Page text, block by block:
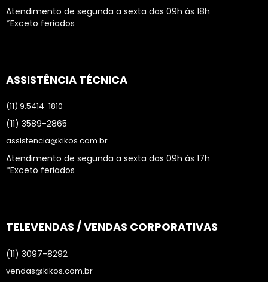
Atendimento de segunda a sexta das 09h às 18h
*Exceto feriados
ASSISTÊNCIA TÉCNICA
(11) 9.5414-1810
(11) 3589-2865
assistencia@kikos.com.br
Atendimento de segunda a sexta das 09h às 17h
*Exceto feriados
TELEVENDAS / VENDAS CORPORATIVAS
(11) 3097-8292
vendas@kikos.com.br